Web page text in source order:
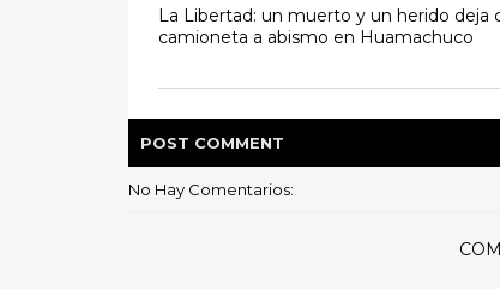
La Libertad: un muerto y un herido deja
camioneta a abismo en Huamachuco
POST COMMENT
No Hay Comentarios: